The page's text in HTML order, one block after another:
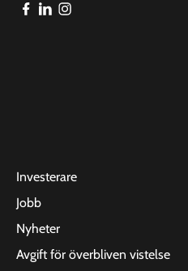
Investerare
Jobb
Nyheter
Avgift för överbliven vistelse